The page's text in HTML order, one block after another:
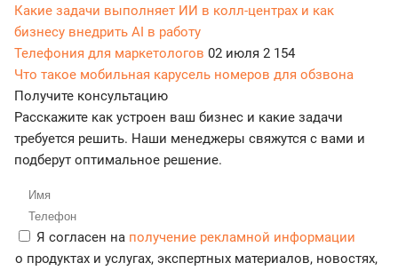
Какие задачи выполняет ИИ в колл-центрах и как
бизнесу внедрить AI в работу
Телефония для маркетологов 02 июля 2 154
Что такое мобильная карусель номеров для обзвона
Получите консультацию
Расскажите как устроен ваш бизнес и какие задачи
требуется решить. Наши менеджеры свяжутся с вами и
подберут оптимальное решение.
Я согласен на получение рекламной информации
о продуктах и услугах, экспертных материалов, новостях,